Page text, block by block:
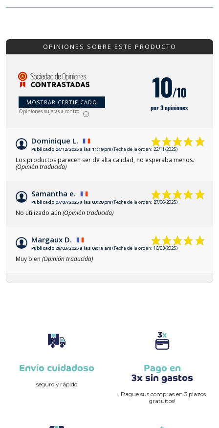
OPINIONES SOBRE ESTE PRODUCTO
MOSTRAR CERTIFICADO
Opiniones sujetas a control
10/10
por 3 opiniones
Dominique L.
Publicado 04/12/2025 a las 11:19 pm (Fecha de la orden: 22/11/2025)
Los productos parecen ser de alta calidad, no esperaba menos.
(Opinión traducida)
Samantha e.
Publicado 07/07/2025 a las 03:20 pm (Fecha de la orden: 27/06/2025)
No utilizado aún (Opinión traducida)
Margaux D.
Publicado 28/03/2025 a las 09:18 am (Fecha de la orden: 16/03/2025)
Muy bien (Opinión traducida)
Envío cuidadoso
seguro y rápido
Pago en
3x sin gastos
¡Pague sus compras en 3 plazos
gratuitos!